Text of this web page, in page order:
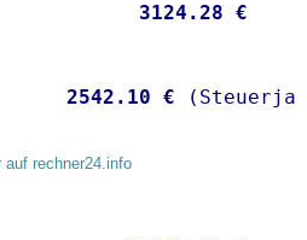
3124.28 €
2542.10 €
auf rechner24.info